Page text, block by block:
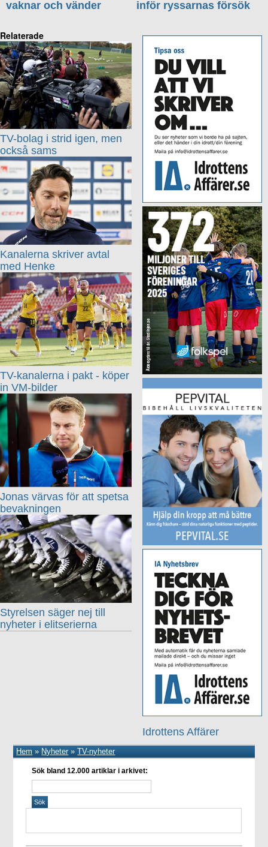
vaknar och vänder
inför ryssarnas försök
Idrottens Affärer
Relaterade
TV-bolag i strid igen, men
också sams
Kanalerna skriver avtal
med Henke
TV-kanalerna i pakt - köper
in VM-bilder
Jonas värvas för att spetsa
bevakningen
Styrelsen säger nej till
nyheter i elitserierna
Hem » Nyheter»TV-nyheter
Sök bland 12.000 artiklar i arkivet: